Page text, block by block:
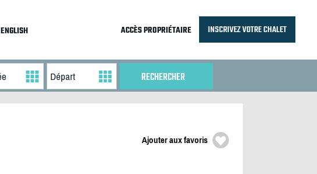
ENGLISH ACCÈS PROPRIÉTAIRE INSCRIVEZ VOTRE CHALET
Ajouter aux favoris